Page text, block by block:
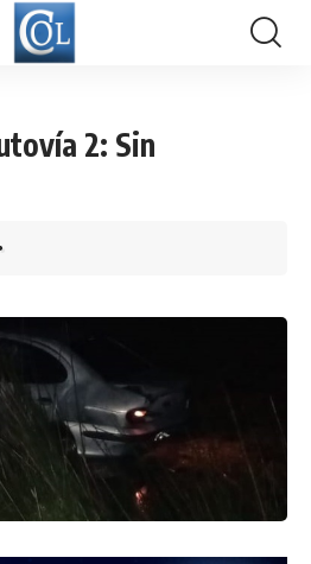
2: Sin